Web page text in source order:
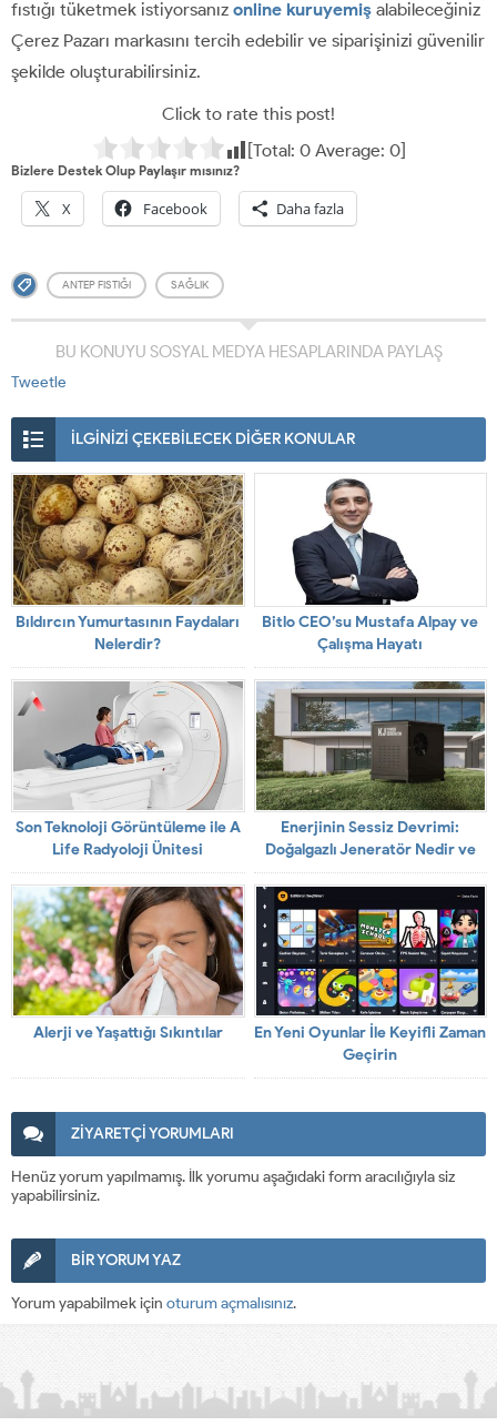
fıstığı tüketmek istiyorsanız online kuruyemiş alabileceğiniz
Çerez Pazarı markasını tercih edebilir ve siparişinizi güvenilir
şekilde oluşturabilirsiniz.
Click to rate this post!
[Total: 0Average: 0]
Bizlere Destek Olup Paylaşır mısınız?
X Facebook Daha fazla
ANTEP FISTIĞI SAĞLIK
BU KONUYU SOSYAL MEDYA HESAPLARINDA PAYLAŞ
Tweetle
İLGİNİZİ ÇEKEBİLECEK DİĞER KONULAR
Bıldırcın Yumurtasının Faydaları
Nelerdir?
Bitlo CEO’su Mustafa Alpay ve
Çalışma Hayatı
Son Teknoloji Görüntüleme ile A
Life Radyoloji Ünitesi
Enerjinin Sessiz Devrimi:
Doğalgazlı Jeneratör Nedir ve
Nasıl Çalışır?
Alerji ve Yaşattığı Sıkıntılar
En Yeni Oyunlar İle Keyifli Zaman
Geçirin
ZİYARETÇİ YORUMLARI
Henüz yorum yapılmamış. İlk yorumu aşağıdaki form aracılığıyla siz
yapabilirsiniz.
BİR YORUM YAZ
Yorum yapabilmek için oturum açmalısınız.